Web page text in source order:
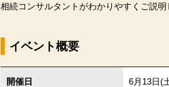
相続コンサルタントがわかりやすくご説明
イベント概要
開催日 6月13日(